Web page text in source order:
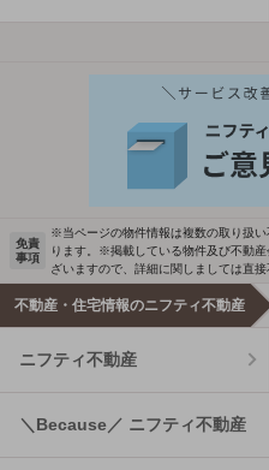
免責
事項
※当ページの物件情報は複数の取り扱
ります。※掲載している物件及び不動
ざいますので、詳細に関しましては直
不動産・住宅情報のニフティ不動産
ニフティ不動産
＼Because／ ニフティ不動産